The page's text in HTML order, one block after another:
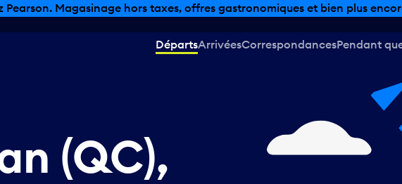
Pearson. Magasinage hors taxes, offres gastronomiques et bien plus
DépartsArrivéesCorrespondancesPendant
(QC),